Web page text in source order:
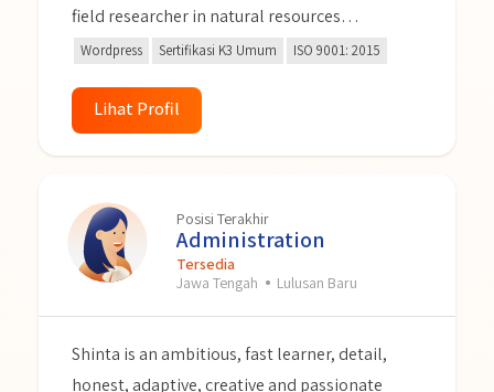
field researcher in natural resources
conservation projects. Passionate about
responsible and hardworking person, a fast
learner, adaptable to a multicultural
Wordpress Sertifikasi K3 Umum ISO 9001: 2015
Lihat Profil
Posisi Terakhir
Administration
Tersedia
Jawa Tengah
Lulusan Baru
Shinta is an ambitious, fast learner, detail,
honest, adaptive, creative and passionate